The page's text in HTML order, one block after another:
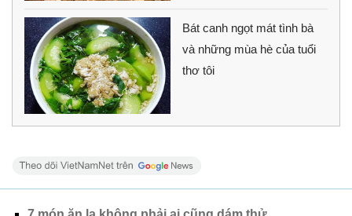
Bát canh ngọt mát tình bà
và những mùa hè của tuổi
thơ tôi